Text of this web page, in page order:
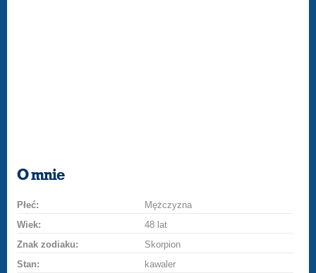
O mnie
Płeć:
Mężczyzna
Wiek:
48 lat
Znak zodiaku:
Skorpion
Stan:
kawaler